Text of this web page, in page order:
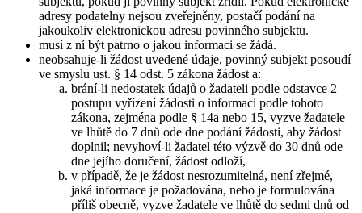
adresy podatelny nejsou zveřejněny, postačí podání na
jakoukoliv elektronickou adresu povinného subjektu.
musí z ní být patrno o jakou informaci se žádá.
neobsahuje-li žádost uvedené údaje, povinný subjekt posoudí
ve smyslu ust. § 14 odst. 5 zákona žádost a:
brání-li nedostatek údajů o žadateli podle odstavce 2
postupu vyřízení žádosti o informaci podle tohoto
zákona, zejména podle § 14a nebo 15, vyzve žadatele
ve lhůtě do 7 dnů ode dne podání žádosti, aby žádost
doplnil; nevyhoví-li žadatel této výzvě do 30 dnů ode
dne jejího doručení, žádost odloží,
v případě, že je žádost nesrozumitelná, není zřejmé,
jaká informace je požadována, nebo je formulována
příliš obecně, vyzve žadatele ve lhůtě do sedmi dnů od